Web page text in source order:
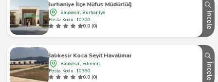
Burhaniye İlçe Nüfus Müdürlüğü
Balıkesir, Burhaniye
Posta Kodu: 10700
0.0 (0)
İncele
Balıkesir Koca Seyit Havalimanı
Balıkesir, Edremit
Posta Kodu: 10390
0.0 (0)
İncele